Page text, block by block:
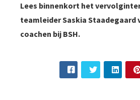
Lees binnenkort het
teamleider Saskia Staadegaard
coachen bij BSH.